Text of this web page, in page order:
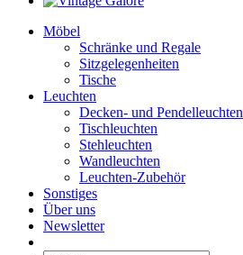
Möbel
Schränke und Regale
Sitzgelegenheiten
Tische
Leuchten
Decken- und Pendelleuchten
Tischleuchten
Stehleuchten
Wandleuchten
Leuchten-Zubehör
Sonstiges
Über uns
Newsletter